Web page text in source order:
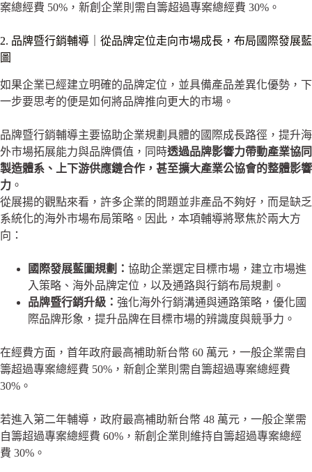
案總經費 50%，新創企業則需自籌超過專案總經費 30%。
2. 品牌暨行銷輔導｜從品牌定位走向市場成長，布局國際發展藍
圖
如果企業已經建立明確的品牌定位，並具備產品差異化優勢，下
一步要思考的便是如何將品牌推向更大的市場。
品牌暨行銷輔導主要協助企業規劃具體的國際成長路徑，提升海
外市場拓展能力與品牌價值，同時透過品牌影響力帶動產業協同
製造體系、上下游供應鏈合作，甚至擴大產業公協會的整體影響
力 。
從展揚的觀點來看，許多企業的問題並非產品不夠好，而是缺乏
系統化的海外市場布局策略。因此，本項輔導將聚焦於兩大方
向：
國際發展藍圖規劃： 協助企業選定目標市場，建立市場進
入策略、海外品牌定位，以及通路與行銷布局規劃。
品牌暨行銷升級： 強化海外行銷溝通與通路策略，優化國
際品牌形象，提升品牌在目標市場的辨識度與競爭力。
在經費方面，首年政府最高補助新台幣 60 萬元，一般企業需自
籌超過專案總經費 50%，新創企業則需自籌超過專案總經費
30%。
若進入第二年輔導，政府最高補助新台幣 48 萬元，一般企業需
自籌超過專案總經費 60%，新創企業則維持自籌超過專案總經
費 30%。